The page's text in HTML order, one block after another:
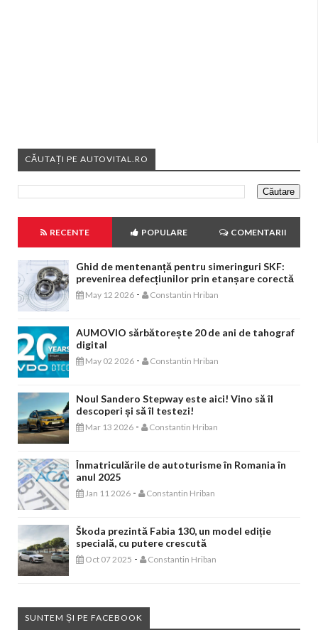
CĂUTAȚI PE AUTOVITAL.RO
RECENTE POPULARE COMENTARII
Ghid de mentenanță pentru simeringuri SKF:
prevenirea defecțiunilor prin etanșare corectă
May 12 2026 - Constantin Hriban
AUMOVIO sărbătorește 20 de ani de tahograf
digital
May 02 2026 - Constantin Hriban
Noul Sandero Stepway este aici! Vino să îl
descoperi și să îl testezi!
Mar 13 2026 - Constantin Hriban
Înmatriculările de autoturisme în Romania în
anul 2025
Jan 11 2026 - Constantin Hriban
Škoda prezintă Fabia 130, un model ediție
specială, cu putere crescută
Oct 07 2025 - Constantin Hriban
SUNTEM ȘI PE FACEBOOK